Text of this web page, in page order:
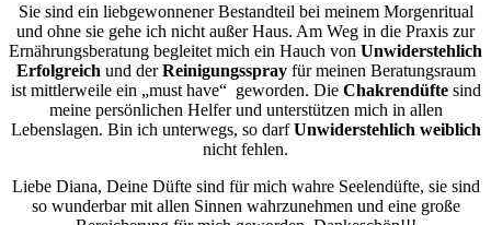
Sie sind ein liebgewonnener Bestandteil bei meinem Morgenritual
und ohne sie gehe ich nicht außer Haus. Am Weg in die Praxis zur
Ernährungsberatung begleitet mich ein Hauch von Unwiderstehlich
Erfolgreich und derReinigungssprayfür meinen Beratungsraum
ist mittlerweile ein „must have“ geworden. Die Chakrendüftesind
meine persönlichen Helfer und unterstützen mich in allen
Lebenslagen. Bin ich unterwegs, so darfUnwiderstehlich weiblich
nicht fehlen.
Liebe Diana, Deine Düfte sind für mich wahre Seelendüfte, sie sind
so wunderbar mit allen Sinnen wahrzunehmen und eine große